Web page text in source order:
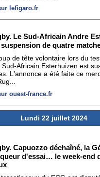
lefigaro.fr
Le Sud-Africain Andre
de quatre
de tête volontaire lors du
Sud-Africain Esterhuizen est
L'annonce a été faite ce
ouest-france.fr
Lundi 22 juillet 2024
Capuozzo déchaîné, la
d'essai… le week-end